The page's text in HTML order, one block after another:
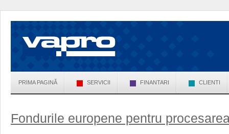
PRIMA PAGINĂ SERVICII FINANTARI CLIENTI
Fondurile europene pentru